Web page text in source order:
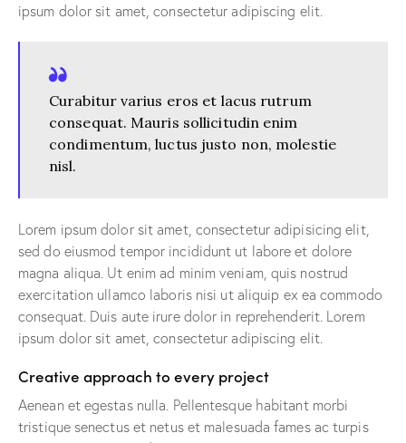
ipsum dolor sit amet, consectetur adipiscing elit.
Curabitur varius eros et lacus rutrum
consequat. Mauris sollicitudin enim
condimentum, luctus justo non, molestie
nisl.
Lorem ipsum dolor sit amet, consectetur adipisicing elit,
sed do eiusmod tempor incididunt ut labore et dolore
magna aliqua. Ut enim ad minim veniam, quis nostrud
exercitation ullamco laboris nisi ut aliquip ex ea commodo
consequat. Duis aute irure dolor in reprehenderit. Lorem
ipsum dolor sit amet, consectetur adipiscing elit.
Creative approach to every project
Aenean et egestas nulla. Pellentesque habitant morbi
tristique senectus et netus et malesuada fames ac turpis